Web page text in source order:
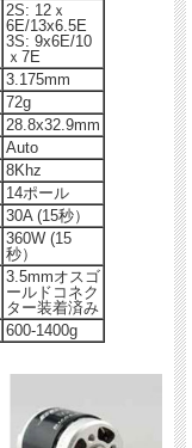
2S: 12ｘ
6E/13x6.5E
3S: 9x6E/10
ｘ7E
3.175mm
72g
28.8x32.9mm
Auto
8Khz
14ポール
30A (15秒）
360W (15
秒）
3.5mmオスゴ
ールドコネク
ター装着済み
600-1400g